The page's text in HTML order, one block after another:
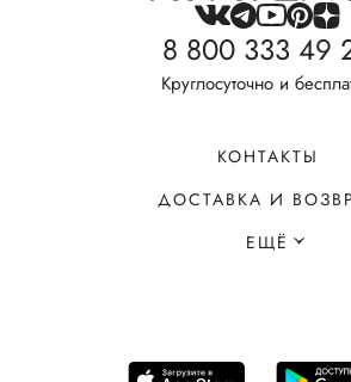
8 800 333 49
Круглосуточно и
КОНТАКТЫ
ДОСТАВКА И
ЕЩЁ